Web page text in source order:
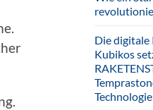
Die
Kubikos